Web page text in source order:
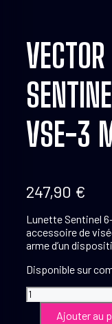
VSE-3
247,90 €
Lunette Sentinel
accessoire de
arme d’un
Disponible sur
quantité
de
Ajouter au